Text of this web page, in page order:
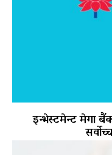
इन्भेस्टमेन्ट मेगा